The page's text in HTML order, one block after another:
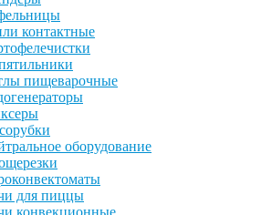
контактные
пищеварочные
оборудование
для пиццы
конвекционные